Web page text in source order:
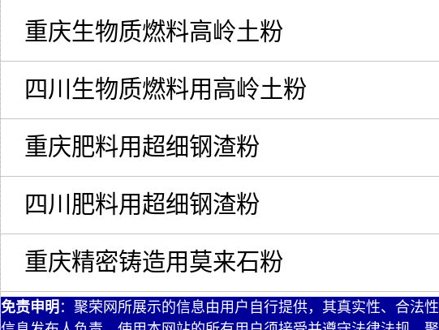
重庆生物质燃料高岭土粉
四川生物质燃料用高岭土粉
重庆肥料用超细钢渣粉
四川肥料用超细钢渣粉
重庆精密铸造用莫来石粉
免责申明 ：聚荣网所展示的信息由用户自行提供，其真实性、合法